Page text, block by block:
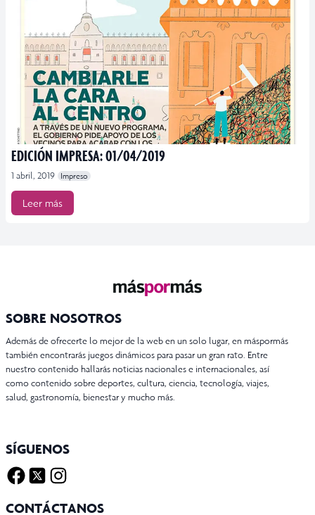
EDICIÓN IMPRESA: 01/04/2019
1 abril, 2019 Impreso
Leer más
SOBRE NOSOTROS
Además de ofrecerte lo mejor de la web en un solo lugar, en máspormás
también encontrarás juegos dinámicos para pasar un gran rato. Entre
nuestro contenido hallarás noticias nacionales e internacionales, así
como contenido sobre deportes, cultura, ciencia, tecnología, viajes,
salud, gastronomía, bienestar y mucho más.
SÍGUENOS
CONTÁCTANOS